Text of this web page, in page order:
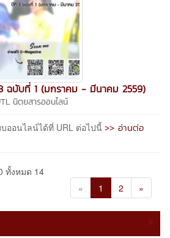
ฉบับที่ 1 (มกราคม - มีนาคม 2559)
นิตยสารออนไลน์
อนไลน์ได้ที่ URL ต่อไปนี้ >> อ่านต่อ
ทั้งหมด 14
«
1 2 »